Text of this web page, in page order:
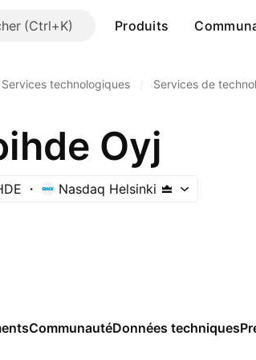
Produits
Services technologiques Services de
Oyj
Nasdaq Helsinki
CommunautéDonnées techniques